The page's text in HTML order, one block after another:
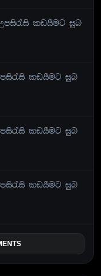
කඩයීමට සුබ
කඩයීමට සුබ
කඩයීමට සුබ
කඩයීමට සුබ